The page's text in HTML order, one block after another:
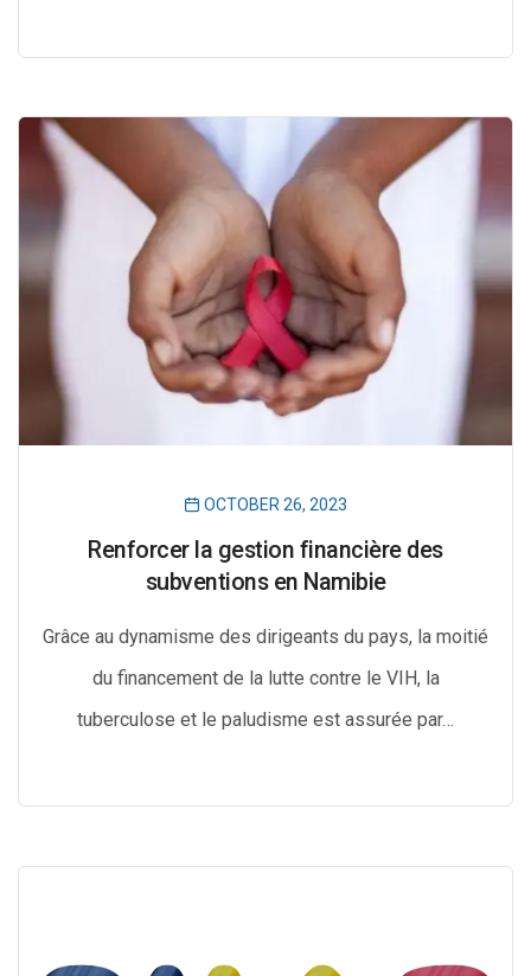
OCTOBER 26, 2023
Renforcer la gestion financière des
subventions en Namibie
Grâce au dynamisme des dirigeants du pays, la moitié
du financement de la lutte contre le VIH, la
tuberculose et le paludisme est assurée par…